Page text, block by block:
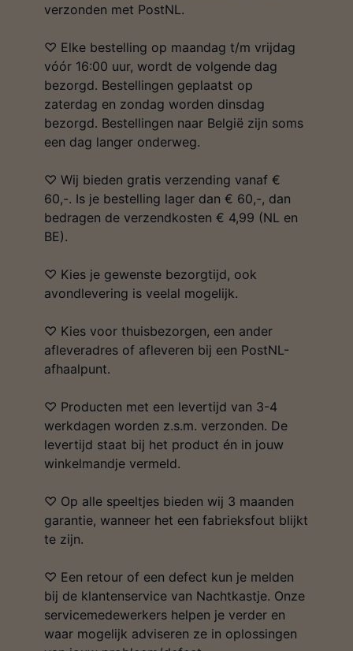
verzonden met PostNL.
♡ Elke bestelling op maandag t/m vrijdag
vóór 16:00 uur, wordt de volgende dag
bezorgd. Bestellingen geplaatst op
zaterdag en zondag worden dinsdag
bezorgd. Bestellingen naar België zijn soms
een dag langer onderweg.
♡ Wij bieden gratis verzending vanaf €
60,-. Is je bestelling lager dan € 60,-, dan
bedragen de verzendkosten € 4,99 (NL en
BE).
♡ Kies je gewenste bezorgtijd, ook
avondlevering is veelal mogelijk.
♡ Kies voor thuisbezorgen, een ander
afleveradres of afleveren bij een PostNL-
afhaalpunt.
♡ Producten met een levertijd van 3-4
werkdagen worden z.s.m. verzonden. De
levertijd staat bij het product én in jouw
winkelmandje vermeld.
♡ Op alle speeltjes bieden wij 3 maanden
garantie, wanneer het een fabrieksfout blijkt
te zijn.
♡ Een retour of een defect kun je melden
bij de klantenservice van Nachtkastje. Onze
servicemedewerkers helpen je verder en
waar mogelijk adviseren ze in oplossingen